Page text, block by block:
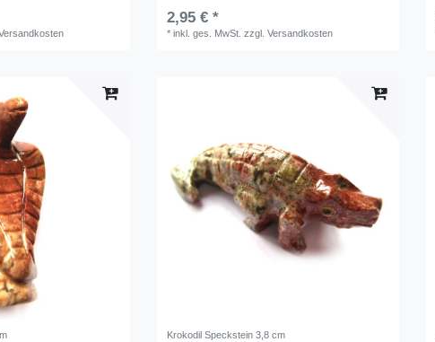
2,95 € *
*inkl. ges. MwSt. zzgl.Versandkosten
Krokodil Speckstein 3,8 cm